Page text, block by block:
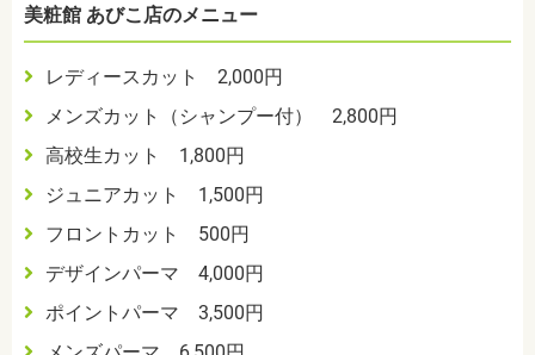
美粧館 あびこ店のメニュー
レディースカット 2,000円
メンズカット（シャンプー付） 2,800円
高校生カット 1,800円
ジュニアカット 1,500円
フロントカット 500円
デザインパーマ 4,000円
ポイントパーマ 3,500円